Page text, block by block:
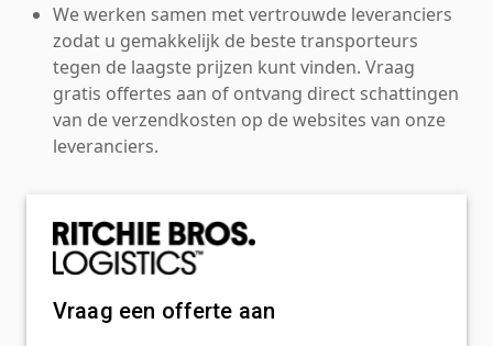
We werken samen met vertrouwde leveranciers
zodat u gemakkelijk de beste transporteurs
tegen de laagste prijzen kunt vinden. Vraag
gratis offertes aan of ontvang direct schattingen
van de verzendkosten op de websites van onze
leveranciers.
Vraag een offerte aan